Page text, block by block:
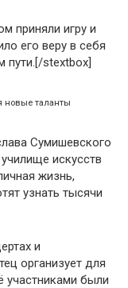
приняли игру и
его веру в себя
пути.[/stextbox]
новые таланты
Сумишевского
искусств
жизнь,
узнать тысячи
и
организует для
участниками были